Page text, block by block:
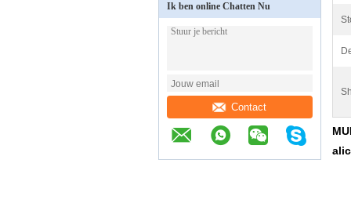
Ik ben online Chatten Nu
Contact